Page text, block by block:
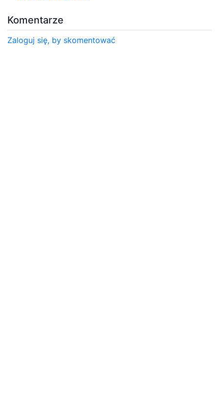
Komentarze
Zaloguj się, by skomentować